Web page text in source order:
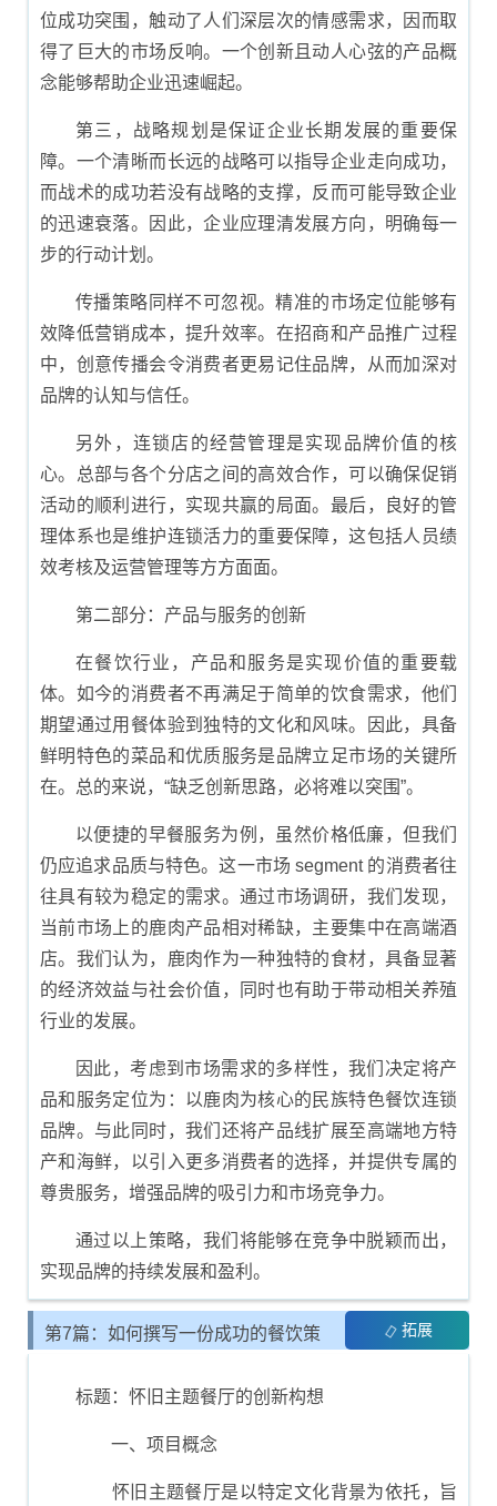
位成功突围，触动了人们深层次的情感需求，因而取
得了巨大的市场反响。一个创新且动人心弦的产品概
念能够帮助企业迅速崛起。
第三，战略规划是保证企业长期发展的重要保
障。一个清晰而长远的战略可以指导企业走向成功，
而战术的成功若没有战略的支撑，反而可能导致企业
的迅速衰落。因此，企业应理清发展方向，明确每一
步的行动计划。
传播策略同样不可忽视。精准的市场定位能够有
效降低营销成本，提升效率。在招商和产品推广过程
中，创意传播会令消费者更易记住品牌，从而加深对
品牌的认知与信任。
另外，连锁店的经营管理是实现品牌价值的核
心。总部与各个分店之间的高效合作，可以确保促销
活动的顺利进行，实现共赢的局面。最后，良好的管
理体系也是维护连锁活力的重要保障，这包括人员绩
效考核及运营管理等方方面面。
第二部分：产品与服务的创新
在餐饮行业，产品和服务是实现价值的重要载
体。如今的消费者不再满足于简单的饮食需求，他们
期望通过用餐体验到独特的文化和风味。因此，具备
鲜明特色的菜品和优质服务是品牌立足市场的关键所
在。总的来说，“缺乏创新思路，必将难以突围”。
以便捷的早餐服务为例，虽然价格低廉，但我们
仍应追求品质与特色。这一市场 segment 的消费者往
往具有较为稳定的需求。通过市场调研，我们发现，
当前市场上的鹿肉产品相对稀缺，主要集中在高端酒
店。我们认为，鹿肉作为一种独特的食材，具备显著
的经济效益与社会价值，同时也有助于带动相关养殖
行业的发展。
因此，考虑到市场需求的多样性，我们决定将产
品和服务定位为：以鹿肉为核心的民族特色餐饮连锁
品牌。与此同时，我们还将产品线扩展至高端地方特
产和海鲜，以引入更多消费者的选择，并提供专属的
尊贵服务，增强品牌的吸引力和市场竞争力。
通过以上策略，我们将能够在竞争中脱颖而出，
实现品牌的持续发展和盈利。
第7篇：如何撰写一份成功的餐饮策 拓展
标题：怀旧主题餐厅的创新构想
一、项目概念
怀旧主题餐厅是以特定文化背景为依托，旨